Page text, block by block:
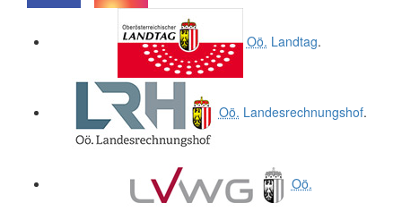
Oö. Landtag.
Oö. Landesrechnungshof.
Oö.